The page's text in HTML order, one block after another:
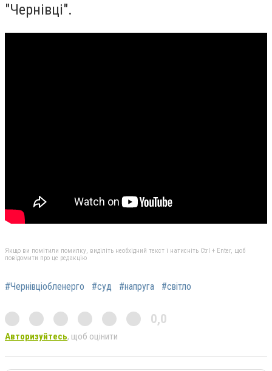
"Чернівці".
Якщо ви помітили помилку, виділіть необхідний текст і натисніть Ctrl + Enter, щоб
повідомити про це редакцію
#Чернівціобленерго #суд #напруга #світло
0,0
Авторизуйтесь, щоб оцінити